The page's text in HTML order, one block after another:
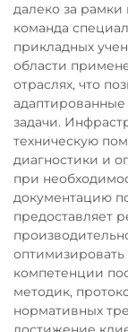
далеко за
команда
прикладных
области
отраслях, что
задачи.
техническую
диагностики и
при
документацию
предоставляет
компетенции
методик,
нормативных